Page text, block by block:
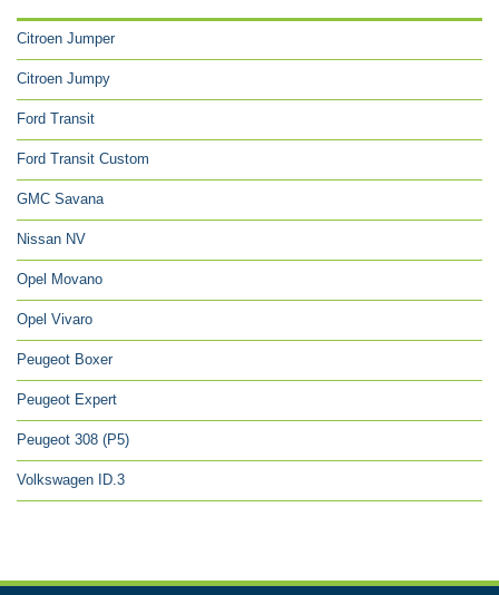
Citroen Jumper
Citroen Jumpy
Ford Transit
Ford Transit Custom
GMC Savana
Nissan NV
Opel Movano
Opel Vivaro
Peugeot Boxer
Peugeot Expert
Peugeot 308 (P5)
Volkswagen ID.3